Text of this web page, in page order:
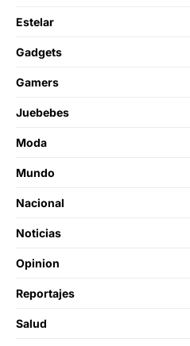
Estelar
Gadgets
Gamers
Juebebes
Moda
Mundo
Nacional
Noticias
Opinion
Reportajes
Salud